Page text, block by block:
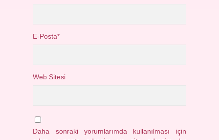
E-Posta*
Web Sitesi
Daha sonraki yorumlarımda kullanılması için